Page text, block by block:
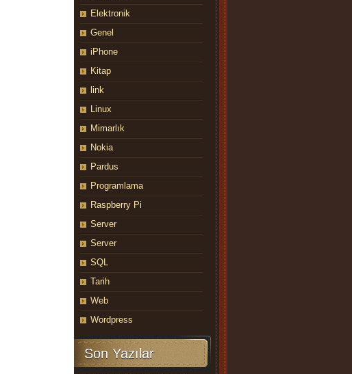
Elektronik
Genel
iPhone
Kitap
link
Linux
Mimarlık
Nokia
Pardus
Programlama
Raspberry Pi
Server
Server
SQL
Tarih
Web
Wordpress
Son Yazılar